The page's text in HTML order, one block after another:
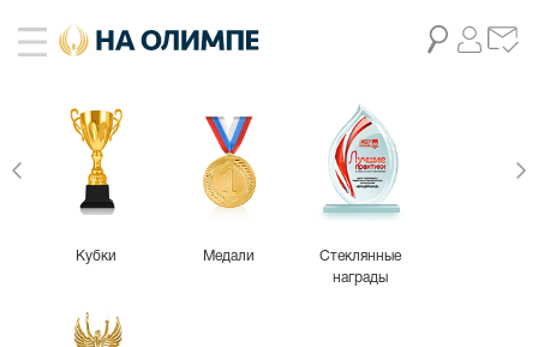
Кубки Медали
Стеклянные
награды